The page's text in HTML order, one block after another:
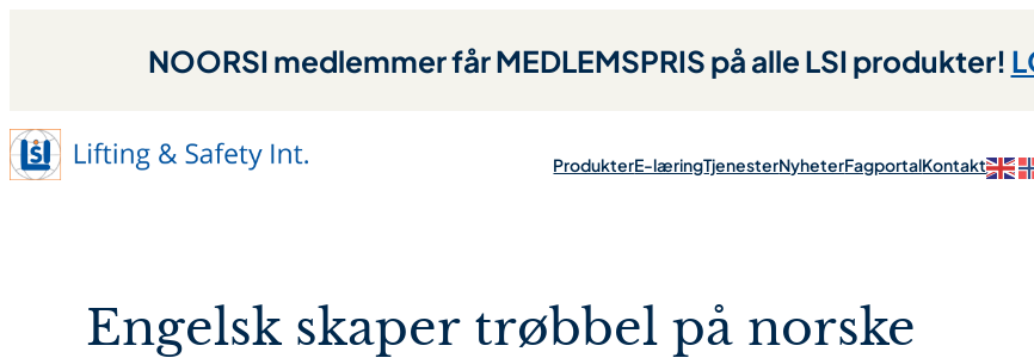
NOORSI medlemmer får MEDLEMSPRIS på alle LSI produkter!
ProdukterE-læringTjenesterNyheterFagportalKontakt
Engelsk skaper trøbbel på norske